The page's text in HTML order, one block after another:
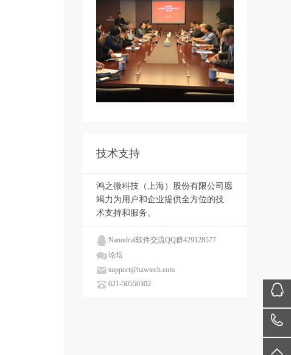
技术支持
鸿之微科技（上海）股份有限公司愿
竭力为用户和企业提供全方位的技
术支持和服务。
Nanodcal软件交流QQ群429128577
论坛
support@hzwtech.com
021-50550302